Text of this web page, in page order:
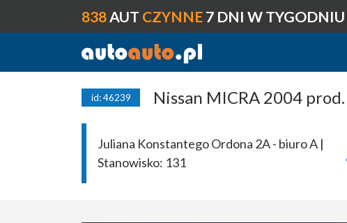
838AUT CZYNNE 7 DNI W TYGODNIU
id: 46239 Nissan MICRA 2004 prod.
Juliana Konstantego Ordona 2A - biuro A |
Stanowisko: 131